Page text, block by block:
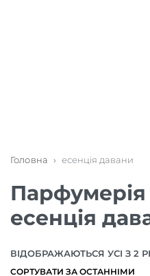
Головна › есенція давани
Парфумерія
есенція
ВІДОБРАЖАЮТЬСЯ УСІ З 2